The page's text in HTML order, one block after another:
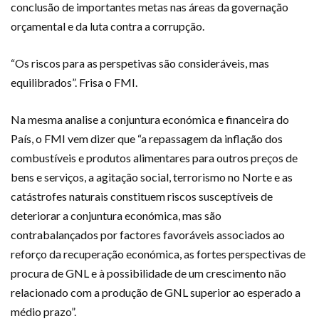
conclusão de importantes metas nas áreas da governação
orçamental e da luta contra a corrupção.
“Os riscos para as perspetivas são consideráveis, mas
equilibrados”. Frisa o FMI.
Na mesma analise a conjuntura económica e financeira do
País, o FMI vem dizer que “a repassagem da inflação dos
combustíveis e produtos alimentares para outros preços de
bens e serviços, a agitação social, terrorismo no Norte e as
catástrofes naturais constituem riscos susceptíveis de
deteriorar a conjuntura económica, mas são
contrabalançados por factores favoráveis associados ao
reforço da recuperação económica, as fortes perspectivas de
procura de GNL e à possibilidade de um crescimento não
relacionado com a produção de GNL superior ao esperado a
médio prazo”.